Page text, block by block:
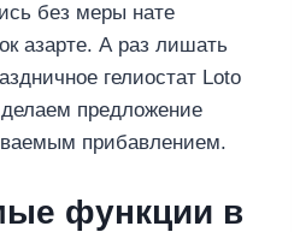
без меры нате
азарте. А раз лишать
гелиостат Loto
предложение
прибавлением.
функции в